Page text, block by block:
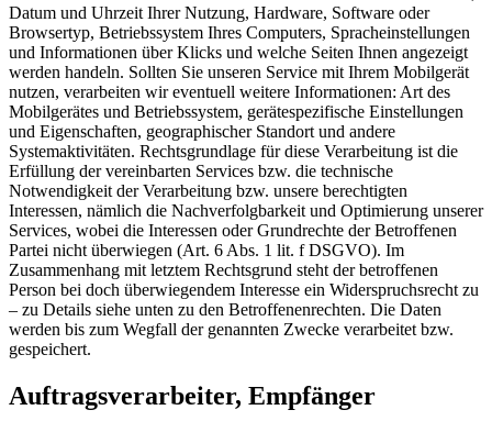
Datum und Uhrzeit Ihrer Nutzung, Hardware, Software oder
Browsertyp, Betriebssystem Ihres Computers, Spracheinstellungen
und Informationen über Klicks und welche Seiten Ihnen angezeigt
werden handeln. Sollten Sie unseren Service mit Ihrem Mobilgerät
nutzen, verarbeiten wir eventuell weitere Informationen: Art des
Mobilgerätes und Betriebssystem, gerätespezifische Einstellungen
und Eigenschaften, geographischer Standort und andere
Systemaktivitäten. Rechtsgrundlage für diese Verarbeitung ist die
Erfüllung der vereinbarten Services bzw. die technische
Notwendigkeit der Verarbeitung bzw. unsere berechtigten
Interessen, nämlich die Nachverfolgbarkeit und Optimierung unserer
Services, wobei die Interessen oder Grundrechte der Betroffenen
Partei nicht überwiegen (Art. 6 Abs. 1 lit. f DSGVO). Im
Zusammenhang mit letztem Rechtsgrund steht der betroffenen
Person bei doch überwiegendem Interesse ein Widerspruchsrecht zu
– zu Details siehe unten zu den Betroffenenrechten. Die Daten
werden bis zum Wegfall der genannten Zwecke verarbeitet bzw.
gespeichert.
Auftragsverarbeiter, Empfänger